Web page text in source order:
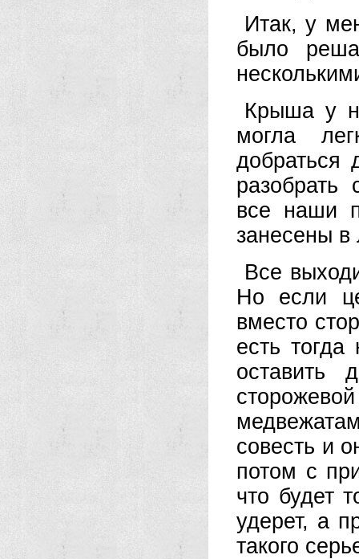
Итак, у
было
Крыша у
могла
добраться
разобрать
все наши
занесены в
Все
Но если
вместо
есть
оставить
совесть и
потом с
что будет
удерет, а
такого